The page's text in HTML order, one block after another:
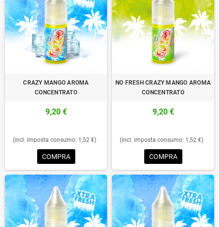
CRAZY MANGO AROMA
CONCENTRATO
9,20 €
(incl. imposta consumo: 1,52 €)
COMPRA
NO FRESH CRAZY MANGO AROMA
CONCENTRATO
9,20 €
(incl. imposta consumo: 1,52 €)
COMPRA